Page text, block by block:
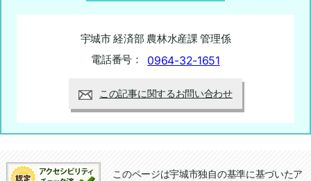
宇城市 経済部 農林水産課 管理係
電話番号：
0964-32-1651
この記事に関するお問い合わせ
このページは宇城市独自の基準に基づいたア